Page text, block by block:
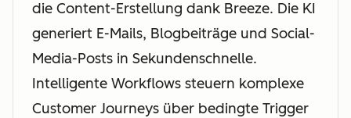
die Content-Erstellung dank Breeze. Die KI
generiert E-Mails, Blogbeiträge und Social-
Media-Posts in Sekundenschnelle.
Intelligente Workflows steuern komplexe
Customer Journeys über bedingte Trigger